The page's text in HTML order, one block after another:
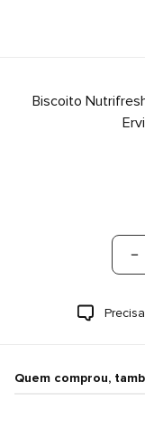
Biscoito
Quem comprou,